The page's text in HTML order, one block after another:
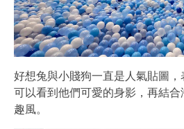
好想兔與小賤狗一直是人氣貼圖
可以看到他們可愛的身影，再結
趣風。